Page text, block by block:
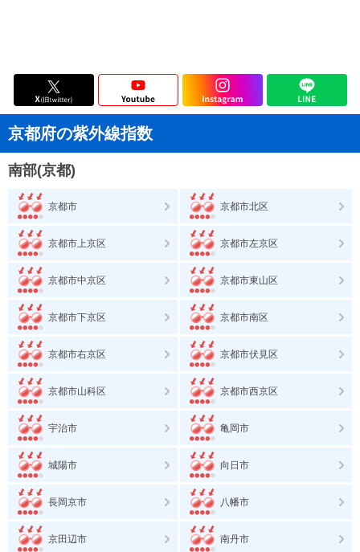
京都府の紫外線指数
南部(京都)
京都市 京都市北区
京都市上京区 京都市左京区
京都市中京区 京都市東山区
京都市下京区 京都市南区
京都市右京区 京都市伏見区
京都市山科区 京都市西京区
宇治市 亀岡市
城陽市 向日市
長岡京市 八幡市
京田辺市 南丹市